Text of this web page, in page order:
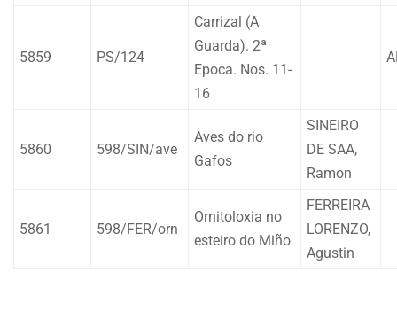
5859 PS/124
Carrizal (A
Guarda). 2ª
Epoca. Nos. 11-
16
5860 598/SIN/ave
Aves do rio
Gafos
SINEIRO
DE SAA,
Ramon
5861 598/FER/orn
Ornitoloxia no
esteiro do Miño
FERREIRA
LORENZO,
Agustin